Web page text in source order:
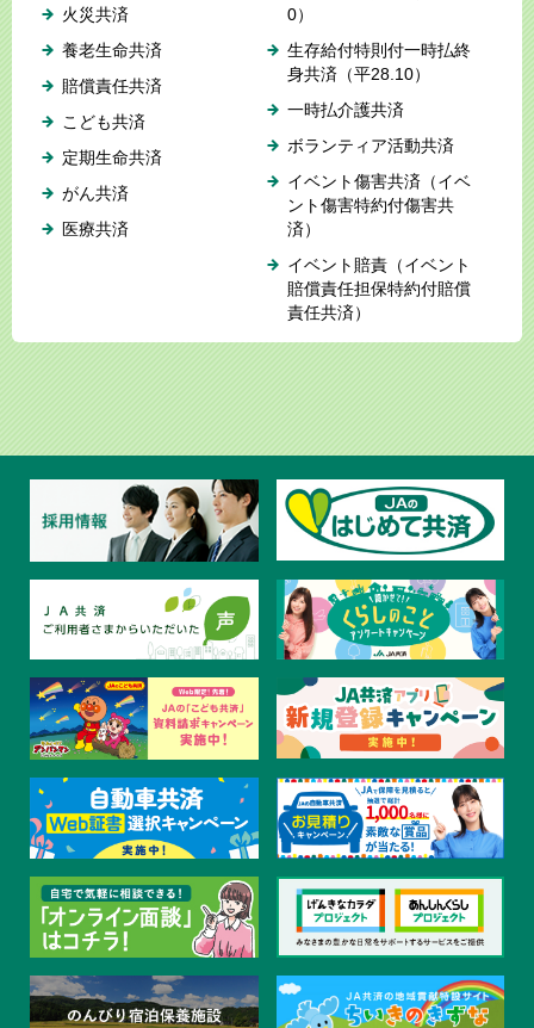
火災共済
養老生命共済
賠償責任共済
こども共済
定期生命共済
がん共済
医療共済
0）
生存給付特則付一時払終
身共済（平28.10）
一時払介護共済
ボランティア活動共済
イベント傷害共済（イベ
ント傷害特約付傷害共
済）
イベント賠責（イベント
賠償責任担保特約付賠償
責任共済）